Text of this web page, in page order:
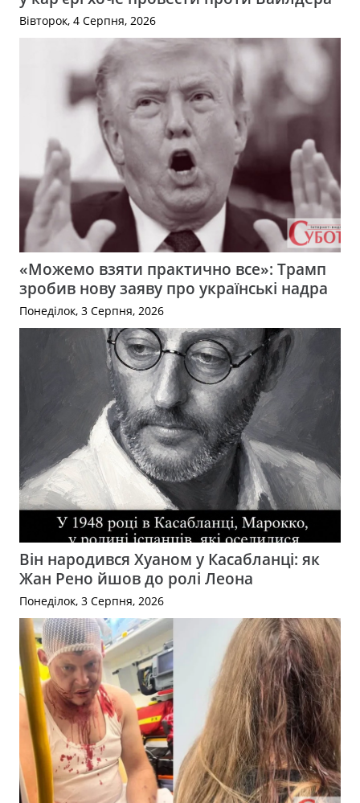
Вівторок, 4 Серпня, 2026
«Можемо взяти практично все»: Трамп
зробив нову заяву про українські надра
Понеділок, 3 Серпня, 2026
Він народився Хуаном у Касабланці: як
Жан Рено йшов до ролі Леона
Понеділок, 3 Серпня, 2026